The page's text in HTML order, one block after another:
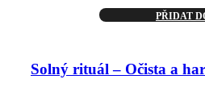
PŘIDAT
Solný rituál – Očista a